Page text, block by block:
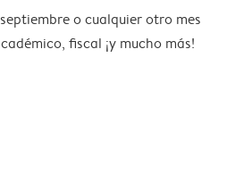
o cualquier otro mes
fiscal ¡y mucho más!